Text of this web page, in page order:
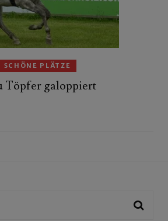
SCHÖNE PLÄTZE
Töpfer galoppiert